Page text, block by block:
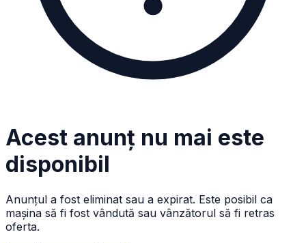
Acest anunț nu mai este
disponibil
Anunțul a fost eliminat sau a expirat. Este posibil ca
mașina să fi fost vândută sau vânzătorul să fi retras
oferta.